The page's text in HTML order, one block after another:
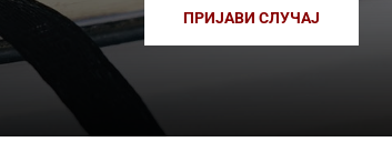
ПРИЈАВИ СЛУЧАЈ